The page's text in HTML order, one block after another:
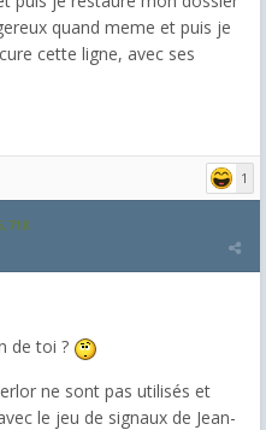
quand meme et puis je
cette ligne, avec ses
1
de toi ?
ne sont pas utilisés et
le jeu de signaux de Jean-